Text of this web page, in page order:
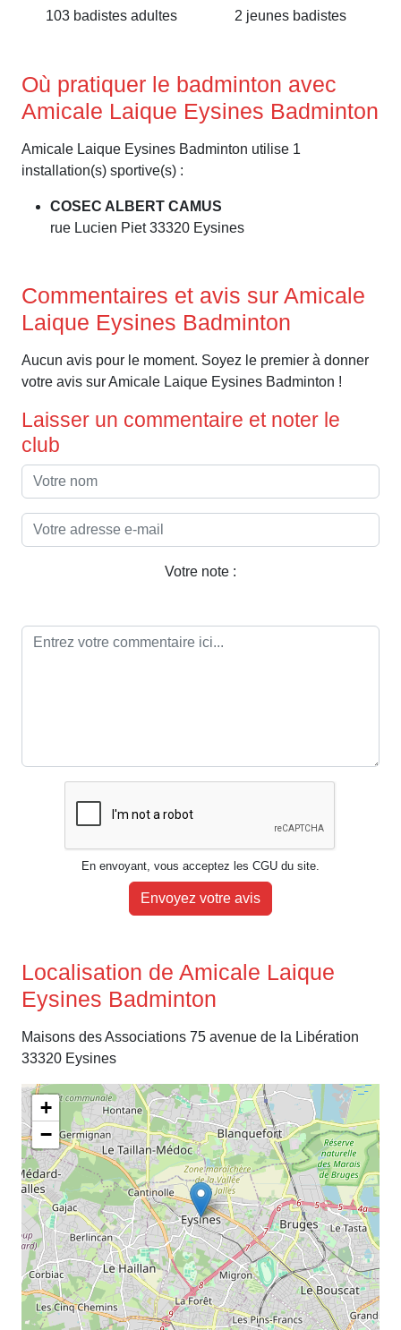
103 badistes adultes 2 jeunes badistes
Où pratiquer le badminton avec
Amicale Laique Eysines Badminton
Amicale Laique Eysines Badminton utilise 1
installation(s) sportive(s) :
COSEC ALBERT CAMUS
rue Lucien Piet 33320 Eysines
Commentaires et avis sur Amicale
Laique Eysines Badminton
Aucun avis pour le moment. Soyez le premier à donner
votre avis sur Amicale Laique Eysines Badminton !
Laisser un commentaire et noter le
club
Votre note :
En envoyant, vous acceptez les CGU du site.
Envoyez votre avis
Localisation de Amicale Laique
Eysines Badminton
Maisons des Associations 75 avenue de la Libération
33320 Eysines
+
−